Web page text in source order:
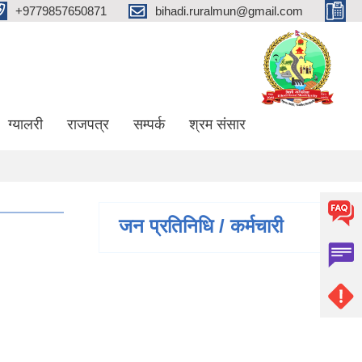
+9779857650871 bihadi.ruralmun@gmail.com
ग्यालरी राजपत्र सम्पर्क श्रम संसार
जन प्रतिनिधि / कर्मचारी